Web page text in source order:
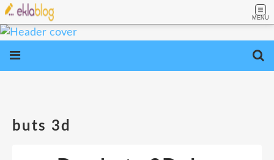
MENU
buts 3d